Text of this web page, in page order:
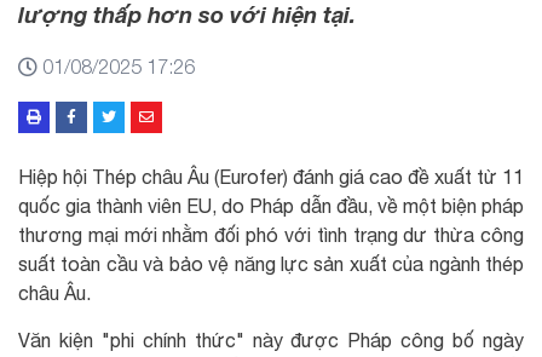
lượng thấp hơn so với hiện tại.
01/08/2025 17:26
Hiệp hội Thép châu Âu (Eurofer) đánh giá cao đề xuất từ 11
quốc gia thành viên EU, do Pháp dẫn đầu, về một biện pháp
thương mại mới nhằm đối phó với tình trạng dư thừa công
suất toàn cầu và bảo vệ năng lực sản xuất của ngành thép
châu Âu.
Văn kiện "phi chính thức" này được Pháp công bố ngày